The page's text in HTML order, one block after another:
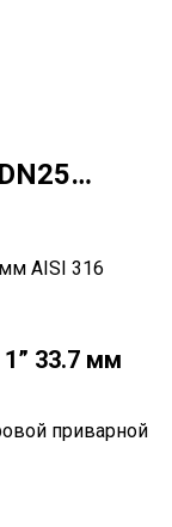
AISI 316
33.7 мм
приварной